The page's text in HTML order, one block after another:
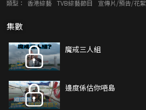
類型：
香港綜藝 TVB綜藝節目 宣傳片/預告/花絮
集數
魔戒三人組
邊度係估你唔島